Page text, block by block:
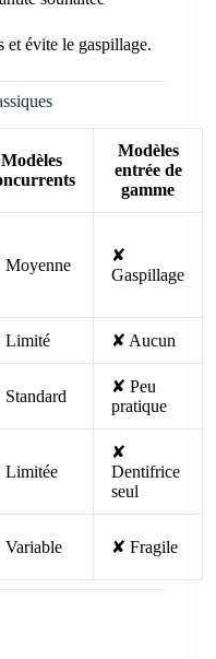
et évite le gaspillage.
Modèles
Modèles
entrée de
gamme
✘
Gaspillage
Limité ✘ Aucun
✘ Peu
pratique
Limitée
✘
Dentifrice
seul
✘ Fragile